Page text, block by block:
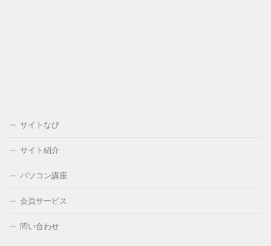
サイトなび
サイト紹介
パソコン講座
会員サービス
問い合わせ